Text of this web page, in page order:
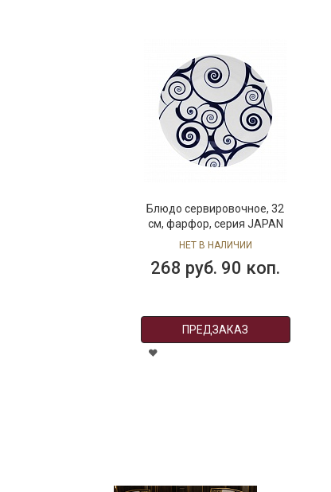
Тарелка для масла/хлеба,
18 см, фарфор, серия
JAPAN
НЕТ В НАЛИЧИИ
37 руб. 90 коп.
ПРЕДЗАКАЗ